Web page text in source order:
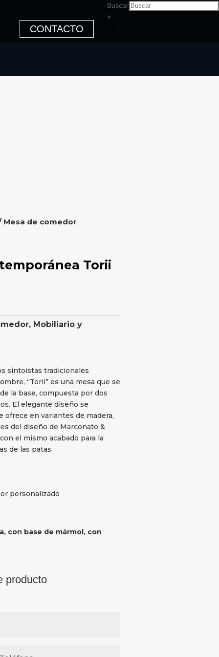
CONTACTO
Buscar
×
Mesa de comedor
Torii
, Mobiliario y
sintoístas tradicionales
“Torii” es una mesa que se
la base, compuesta por dos
El elegante diseño se
ofrece en variantes de madera,
del diseño de Marconato &
el mismo acabado para la
de las patas.
personalizado
con base de mármol, con
producto